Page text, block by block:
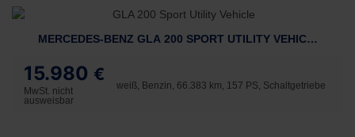
MERCEDES-BENZ GLA 200 SPORT UTILITY VEHICLE
15.980 €
MwSt. nicht
ausweisbar
weiß, Benzin, 66.383 km, 157 PS, Schaltgetriebe